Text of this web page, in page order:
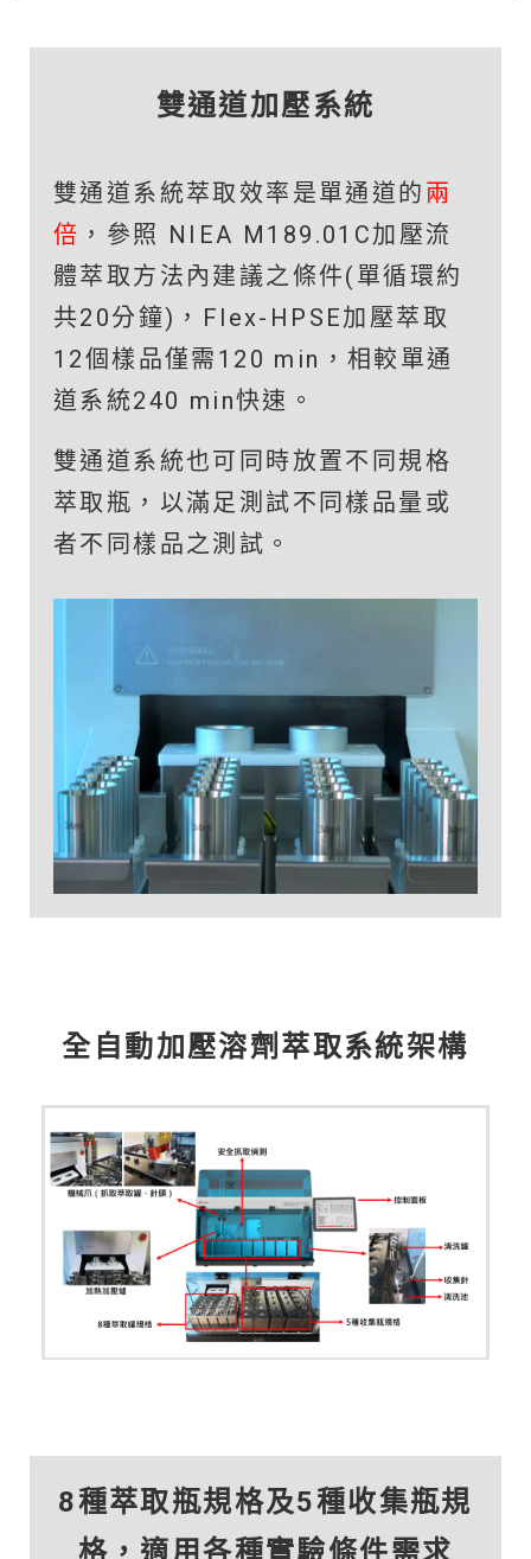
雙通道加壓系統
雙通道系統萃取效率是單通道的 兩
倍 ，參照 NIEA M189.01C加壓流
體萃取方法內建議之條件(單循環約
共20分鐘)，Flex-HPSE加壓萃取
12個樣品僅需120 min，相較單通
道系統240 min快速。
雙通道系統也可同時放置不同規格
萃取瓶，以滿足測試不同樣品量或
者不同樣品之測試。
全自動加壓溶劑萃取系統架構
8種萃取瓶規格及5種收集瓶規
格，適用各種實驗條件需求